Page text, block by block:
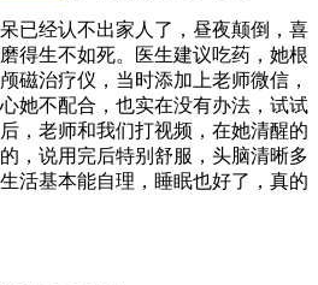
已经认不出家人了，昼夜颠倒，喜
得生不如死。医生建议吃药，她根
磁治疗仪，当时添加上老师微信，
她不配合，也实在没有办法，试试
，老师和我们打视频，在她清醒的
，说用完后特别舒服，头脑清晰多
活基本能自理，睡眠也好了，真的